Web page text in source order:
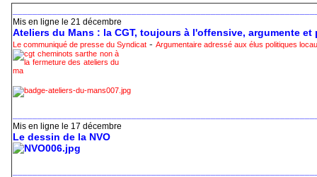
Mis en ligne le 21 décembre
Ateliers du Mans : la CGT, toujours à l'offensive, argumente et
Le communiqué de presse du Syndicat - Argumentaire adressé aux élus politiques
Mis en ligne le 17 décembre
Le dessin de la NVO